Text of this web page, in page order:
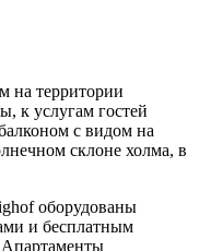
на территории
к услугам гостей
с видом на
склоне холма, в
оборудованы
и бесплатным